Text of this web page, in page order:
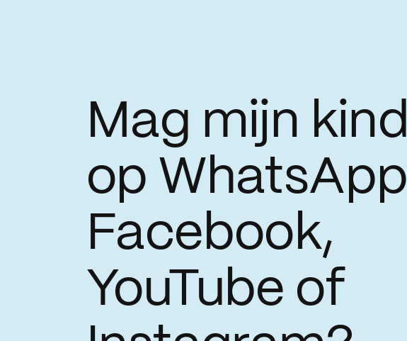
Mag mijn kind
op WhatsApp
Facebook,
YouTube of